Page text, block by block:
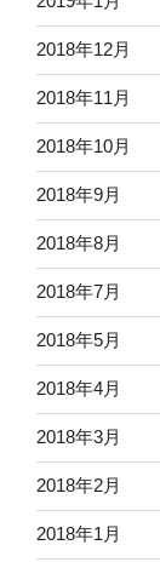
2018年12月
2018年11月
2018年10月
2018年9月
2018年8月
2018年7月
2018年5月
2018年4月
2018年3月
2018年2月
2018年1月